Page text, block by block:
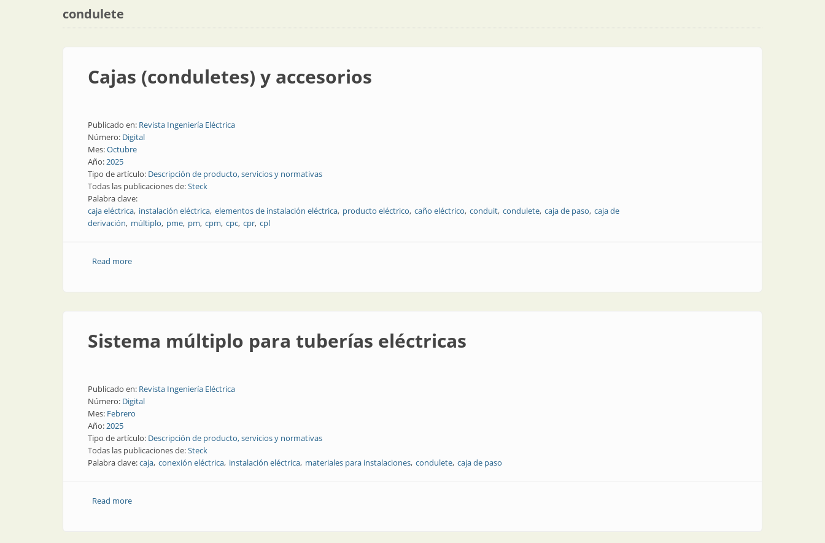
condulete
Cajas (conduletes) y accesorios
Publicado en: Revista Ingeniería Eléctrica
Número: Digital
Mes:Octubre
Año:2025
Tipo de artículo: Descripción de producto, servicios y normativas
Todas las publicaciones de:Steck
Palabra clave:
caja eléctrica instalación eléctrica elementos de instalación eléctrica producto eléctrico caño eléctrico conduit condulete caja de paso caja de
derivación múltiplo pme pm cpm cpc cpr cpl
Read moreabout Cajas (conduletes) y accesorios
Sistema múltiplo para tuberías eléctricas
Publicado en: Revista Ingeniería Eléctrica
Número: Digital
Mes: Febrero
Año:2025
Tipo de artículo: Descripción de producto, servicios y normativas
Todas las publicaciones de:Steck
Palabra clave:caja conexión eléctrica instalación eléctrica materiales para instalaciones condulete caja de paso
Read moreabout Sistema múltiplo para tuberías eléctricas